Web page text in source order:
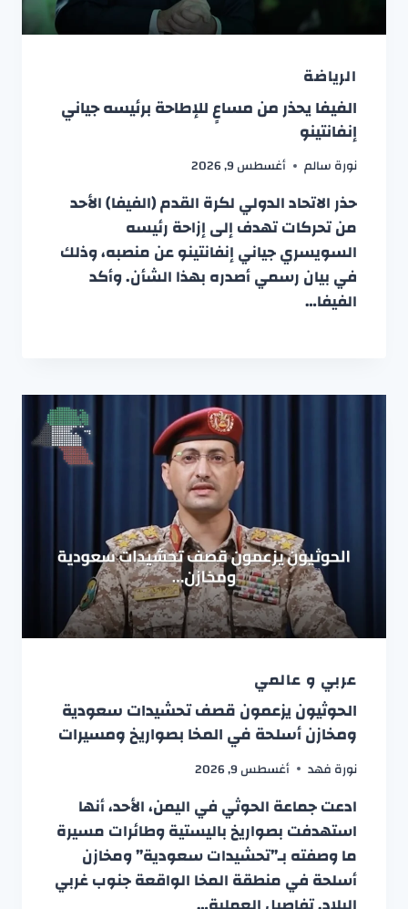
الرياضة
الفيفا يحذر من مساعٍ للإطاحة برئيسه جياني
إنفانتينو
نورة سالم أغسطس 9, 2026
حذر الاتحاد الدولي لكرة القدم (الفيفا) الأحد
من تحركات تهدف إلى إزاحة رئيسه
السويسري جياني إنفانتينو عن منصبه، وذلك
في بيان رسمي أصدره بهذا الشأن. وأكد
الفيفا…
عربي و عالمي
الحوثيون يزعمون قصف تحشيدات سعودية
ومخازن أسلحة في المخا بصواريخ ومسيرات
نورة فهد أغسطس 9, 2026
ادعت جماعة الحوثي في اليمن، الأحد، أنها
استهدفت بصواريخ باليستية وطائرات مسيرة
ما وصفته بـ”تحشيدات سعودية” ومخازن
أسلحة في منطقة المخا الواقعة جنوب غربي